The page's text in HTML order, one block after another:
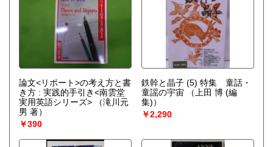
論文<リポート>の考え方と書
き方 : 実践的手引き<南雲堂
実用英語シリーズ>
（滝川元
男 著）
￥390
鉄幹と晶子 (5) 特集 童話・
童謡の宇宙
（上田 博 (編
集)）
￥2,290